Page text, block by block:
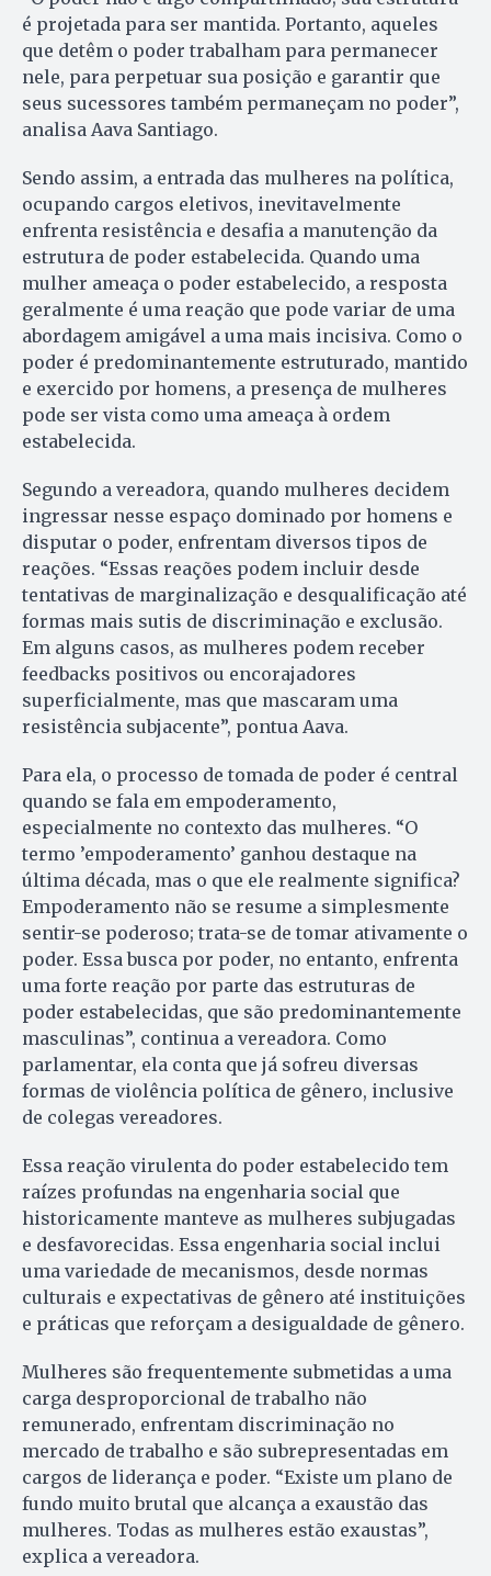
é projetada para ser mantida. Portanto, aqueles
que detêm o poder trabalham para permanecer
nele, para perpetuar sua posição e garantir que
seus sucessores também permaneçam no poder”,
analisa Aava Santiago.
Sendo assim, a entrada das mulheres na política,
ocupando cargos eletivos, inevitavelmente
enfrenta resistência e desafia a manutenção da
estrutura de poder estabelecida. Quando uma
mulher ameaça o poder estabelecido, a resposta
geralmente é uma reação que pode variar de uma
abordagem amigável a uma mais incisiva. Como o
poder é predominantemente estruturado, mantido
e exercido por homens, a presença de mulheres
pode ser vista como uma ameaça à ordem
estabelecida.
Segundo a vereadora, quando mulheres decidem
ingressar nesse espaço dominado por homens e
disputar o poder, enfrentam diversos tipos de
reações. “Essas reações podem incluir desde
tentativas de marginalização e desqualificação até
formas mais sutis de discriminação e exclusão.
Em alguns casos, as mulheres podem receber
feedbacks positivos ou encorajadores
superficialmente, mas que mascaram uma
resistência subjacente”, pontua Aava.
Para ela, o processo de tomada de poder é central
quando se fala em empoderamento,
especialmente no contexto das mulheres. “O
termo ’empoderamento’ ganhou destaque na
última década, mas o que ele realmente significa?
Empoderamento não se resume a simplesmente
sentir-se poderoso; trata-se de tomar ativamente o
poder. Essa busca por poder, no entanto, enfrenta
uma forte reação por parte das estruturas de
poder estabelecidas, que são predominantemente
masculinas”, continua a vereadora. Como
parlamentar, ela conta que já sofreu diversas
formas de violência política de gênero, inclusive
de colegas vereadores.
Essa reação virulenta do poder estabelecido tem
raízes profundas na engenharia social que
historicamente manteve as mulheres subjugadas
e desfavorecidas. Essa engenharia social inclui
uma variedade de mecanismos, desde normas
culturais e expectativas de gênero até instituições
e práticas que reforçam a desigualdade de gênero.
Mulheres são frequentemente submetidas a uma
carga desproporcional de trabalho não
remunerado, enfrentam discriminação no
mercado de trabalho e são subrepresentadas em
cargos de liderança e poder. “Existe um plano de
fundo muito brutal que alcança a exaustão das
mulheres. Todas as mulheres estão exaustas”,
explica a vereadora.